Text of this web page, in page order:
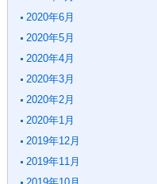
2020年6月
2020年5月
2020年4月
2020年3月
2020年2月
2020年1月
2019年12月
2019年11月